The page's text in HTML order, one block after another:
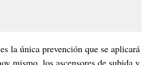
la única prevención que se aplicará
mismo, los ascensores de subida y